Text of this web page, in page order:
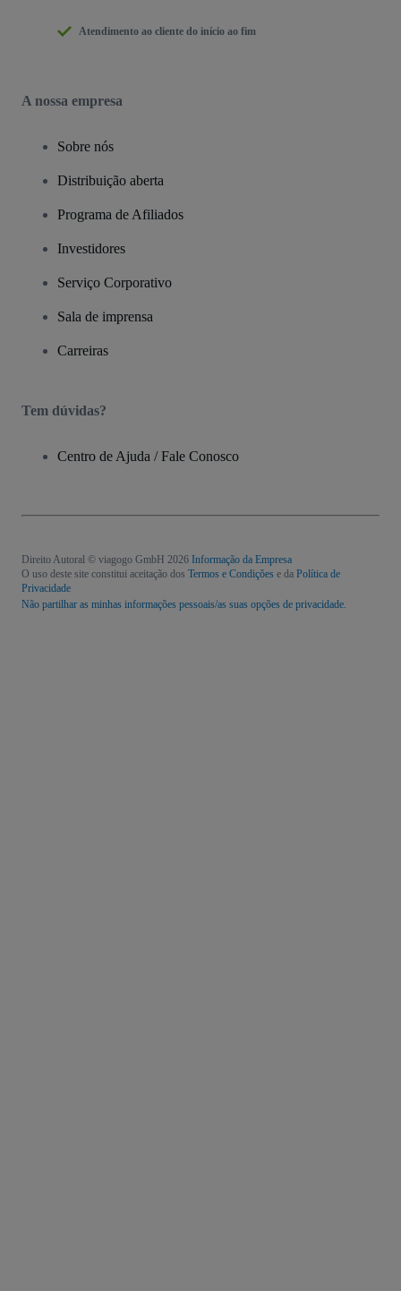
Atendimento ao cliente do início ao fim
A nossa empresa
Sobre nós
Distribuição aberta
Programa de Afiliados
Investidores
Serviço Corporativo
Sala de imprensa
Carreiras
Tem dúvidas?
Centro de Ajuda / Fale Conosco
Direito Autoral © viagogo GmbH 2026 Informação da Empresa
O uso deste site constitui aceitação dos Termos e Condições e da Política de
Privacidade
Não partilhar as minhas informações pessoais/as suas opções de privacidade.